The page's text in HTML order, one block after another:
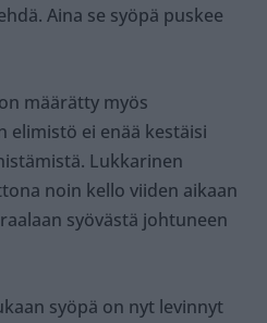
Aina se syöpä puskee
määrätty myös
elimistö ei enää kestäisi
Lukkarinen
noin kello viiden aikaan
syövästä johtuneen
syöpä on nyt levinnyt